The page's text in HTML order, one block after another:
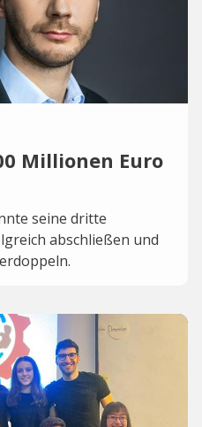
Millionen Euro
seine dritte
abschließen und